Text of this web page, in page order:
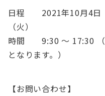
日程 2021年10月4日
（火）
時間 9:30 〜 17:30 （
となります。）
【お問い合わせ】